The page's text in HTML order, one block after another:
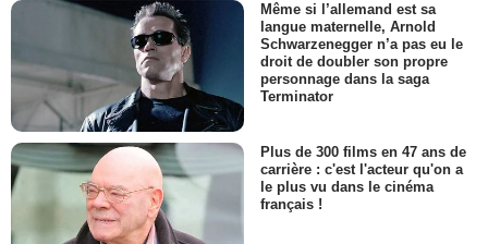
Même si l’allemand est sa
langue maternelle, Arnold
Schwarzenegger n’a pas eu le
droit de doubler son propre
personnage dans la saga
Terminator
Plus de 300 films en 47 ans de
carrière : c'est l'acteur qu'on a
le plus vu dans le cinéma
français !